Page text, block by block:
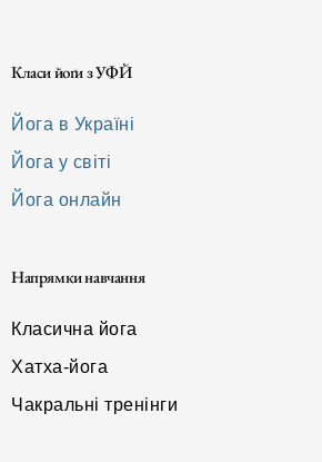
Класи йоґи з УФЙ
Йога в Україні
Йога у світі
Йога онлайн
Напрямки навчання
Класична йога
Хатха-йога
Чакральні тренінги